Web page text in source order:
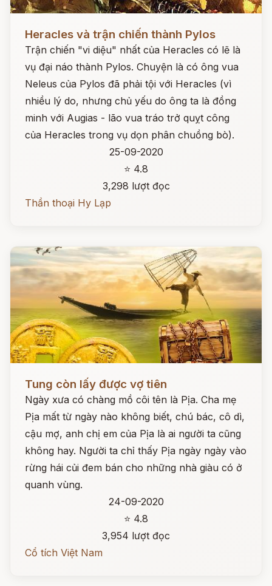
Heracles và trận chiến thành Pylos
Trận chiến "vi diệu" nhất của Heracles có lẽ là
vụ đại náo thành Pylos. Chuyện là có ông vua
Neleus của Pylos đã phải tội với Heracles (vì
nhiều lý do, nhưng chủ yếu do ông ta là đồng
minh với Augias - lão vua tráo trở quỵt công
của Heracles trong vụ dọn phân chuồng bò).
25-09-2020
⭐ 4.8
3,298 lượt đọc
Thần thoại Hy Lạp
Tung còn lấy được vợ tiên
Ngày xưa có chàng mồ côi tên là Pịa. Cha mẹ
Pịa mất từ ngày nào không biết, chú bác, cô dì,
cậu mợ, anh chị em của Pịa là ai người ta cũng
không hay. Người ta chỉ thấy Pịa ngày ngày vào
rừng hái củi đem bán cho những nhà giàu có ở
quanh vùng.
24-09-2020
⭐ 4.8
3,954 lượt đọc
Cổ tích Việt Nam